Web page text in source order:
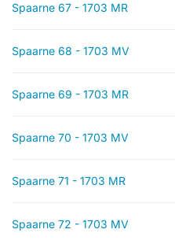
Spaarne 67 - 1703 MR
Spaarne 68 - 1703 MV
Spaarne 69 - 1703 MR
Spaarne 70 - 1703 MV
Spaarne 71 - 1703 MR
Spaarne 72 - 1703 MV